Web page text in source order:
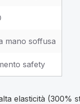
mano soffusa
safety
elasticità (300%